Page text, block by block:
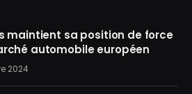
maintient sa position de force
automobile européen
2024